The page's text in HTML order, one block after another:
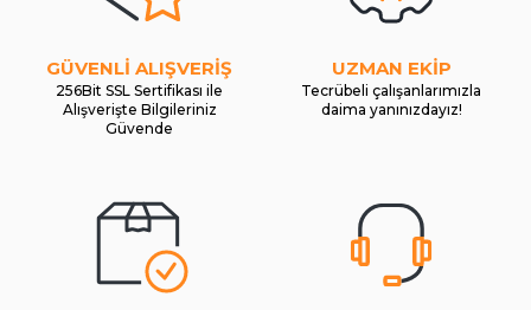
GÜVENLİ ALIŞVERİŞ
256Bit SSL Sertifikası ile
Alışverişte Bilgileriniz
Güvende
UZMAN EKİP
Tecrübeli çalışanlarımızla
daima yanınızdayız!